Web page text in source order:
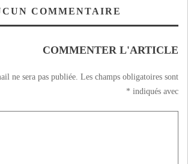
CHANCELLERIES
COMMENTAIRE
COMMENTER L'ARTICLE
ne sera pas publiée. Les champs obligatoires sont
indiqués avec
*